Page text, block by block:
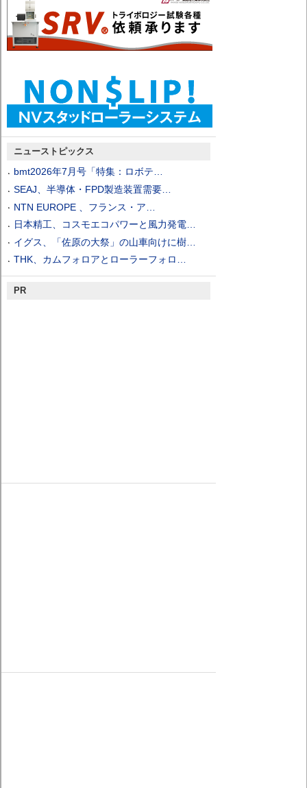
ニューストピックス
bmt2026年7月号「特集：ロボテ…
SEAJ、半導体・FPD製造装置需要…
NTN EUROPE 、フランス・ア…
日本精工、コスモエコパワーと風力発電…
イグス、「佐原の大祭」の山車向けに樹…
THK、カムフォロアとローラーフォロ…
PR